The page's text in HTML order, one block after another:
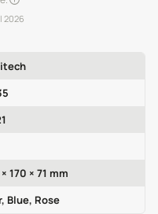
2026
170 × 71 mm
Blue, Rose